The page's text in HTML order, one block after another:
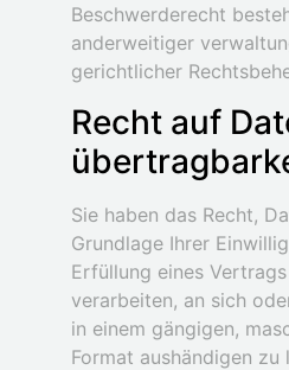
Beschwerderecht
anderweitiger
gerichtlicher
Recht auf
Sie haben das Recht,
Grundlage Ihrer
Erfüllung eines
verarbeiten, an sich
in einem gängigen,
Format aushändigen zu